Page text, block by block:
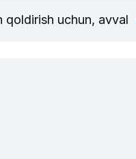
qoldirish uchun, avval